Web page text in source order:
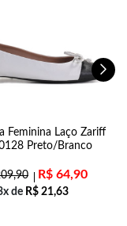
Feminina Laço Zariff
Preto/Branco
R$ 64,90
de R$ 21,63